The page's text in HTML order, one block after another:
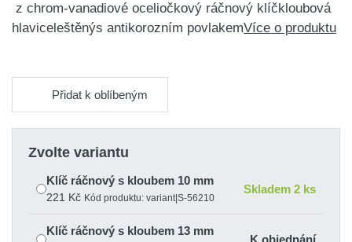
z chrom-vanadiové oceliočkový ráčnový klíčkloubová
hlaviceleštěnýs antikorozním povlakemVíce o produktu
Přidat k oblíbeným
Zvolte variantu
Klíč ráčnový s kloubem 10 mm
221 Kč Kód produktu: variant|S-56210
Skladem 2 ks
Klíč ráčnový s kloubem 13 mm
K objednání